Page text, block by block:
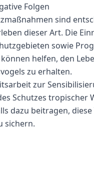
Folgen
sind
dieser Art. Die
sowie
helfen, den
zu erhalten.
zur
Schutzes tropischer
dazu beitragen,
sichern.